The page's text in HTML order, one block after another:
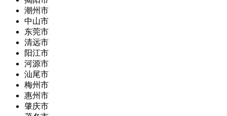
潮州市
中山市
东莞市
清远市
阳江市
河源市
汕尾市
梅州市
惠州市
肇庆市